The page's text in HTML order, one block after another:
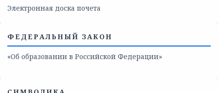
Электронная доска почета
ФЕДЕРАЛЬНЫЙ ЗАКОН
«Об образовании в Российской Федерации»